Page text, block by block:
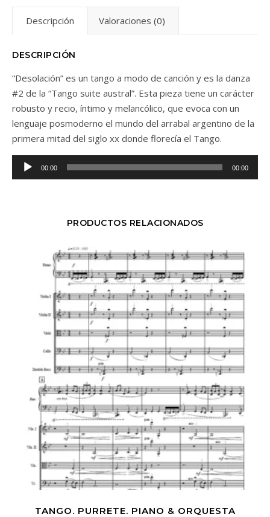
Descripción Valoraciones (0)
DESCRIPCIÓN
“Desolación” es un tango a modo de canción y es la danza
#2 de la “Tango suite austral”. Esta pieza tiene un carácter
robusto y recio, íntimo y melancólico, que evoca con un
lenguaje posmoderno el mundo del arrabal argentino de la
primera mitad del siglo xx donde florecía el Tango.
Audio
Player
00:00 00:00
PRODUCTOS RELACIONADOS
TANGO. PURRETE. PIANO & ORQUESTA